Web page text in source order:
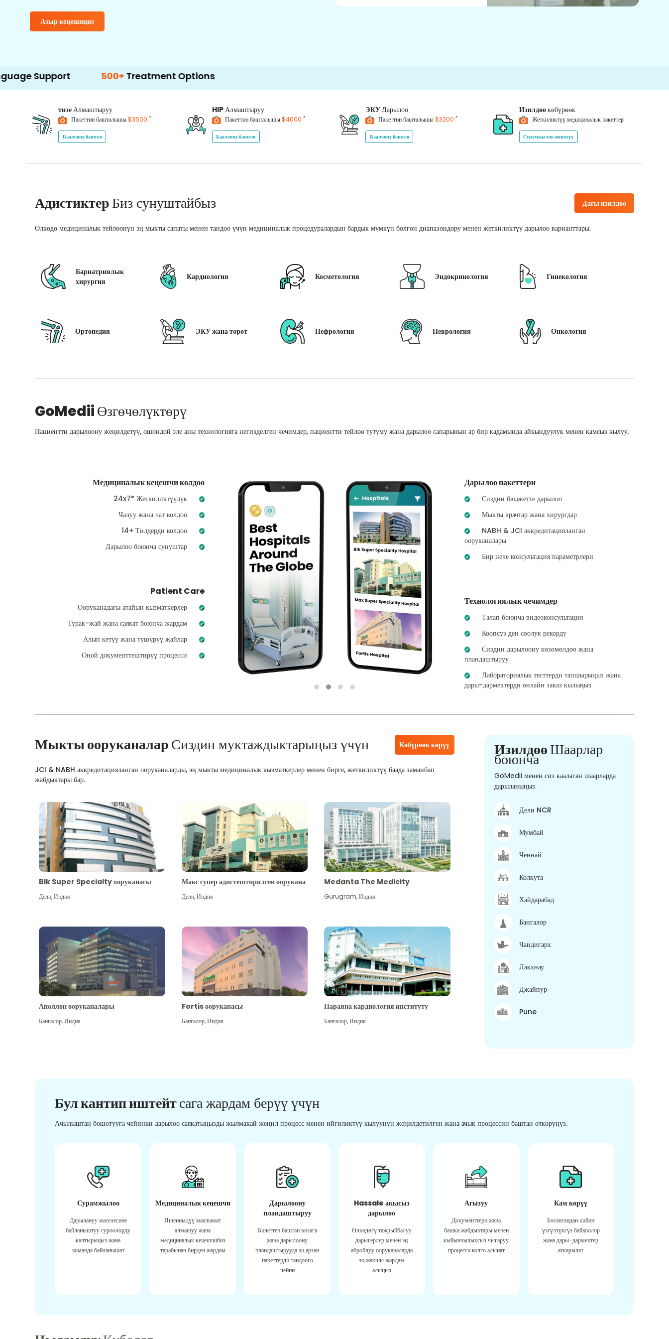
Азыр кеңешиңиз
500+ Treatment Options
тизеАлмаштыруу
Пакеттин башталышы$3500 *
Баалоону баштоо
HIPАлмаштыруу
Пакеттин башталышы$4000 *
Баалоону баштоо
ЭКУДарылоо
Пакеттин башталышы$3200 *
Баалоону баштоо
Изилдөөкөбүрөөк
Жеткиликтүү медициналык пакеттер
Сурамжылоо жөнөтүү
АдистиктерБиз сунуштайбыз Дагы изилдөө
Өлкөдө медициналык тейлөөнүн эң мыкты сапаты менен тандоо үчүн медициналык процедуралардын бардык мүмкүн болгон диапазондору менен жеткиликтүү дарылоо варианттары.
Бариатриялык
хирургия
Кардиология Косметология Эндокринология Гинекология
Ортопедия ЭКУ жана төрөт Нефрология Неврология Онкология
GoMediiӨзгөчөлүктөрү
Пациентти дарылоону жеңилдетүү, ошондой эле аны технологияга негизделген чечимдер, пациентти тейлөө тутуму жана дарылоо сапарынын ар бир кадамында айкындуулук менен камсыз кылуу.
Медициналык кеңешчи колдоо
24x7* Жеткиликтүүлүк
Чалуу жана чат колдоо
14+ Тилдерди колдоо
Дарылоо боюнча сунуштар
Patient Care
Ооруканадагы атайын кызматкерлер
Турак-жай жана саякат боюнча жардам
Алып кетүү жана түшүрүү жайлар
Оңой документтештирүү процесси
Дарылоо пакеттери
Сиздин бюджетте дарылоо
Мыкты врачтар жана хирургдар
NABH & JCI аккредитацияланган
ооруканалары
Бир нече консультация параметрлери
Технологиялык чечимдер
Талап боюнча видеоконсультация
Коопсуз ден соолук рекорду
Сиздин дарылоону көзөмөлдөө жана
пландаштыруу
Лабораториялык тесттерди тапшырыңыз жана
дары-дармектерди онлайн заказ кылыңыз
Мыкты ооруканаларСиздин муктаждыктарыңыз үчүн Көбүрөөк көрүү
JCI & NABH аккредитацияланган ооруканаларды, эң мыкты медициналык кызматкерлер менен бирге, жеткиликтүү баада заманбап
жабдыктары бар.
Blk Super Specialty ооруканасы
Дели,Индия
Макс супер адистештирилген оорукана
Дели,Индия
Medanta The Medicity
Gurugram,Индия
Аполлон ооруканалары
Бангалор,Индия
Fortis ооруканасы
Бангалор,Индия
Нараяна кардиология институту
Бангалор,Индия
ИзилдөөШаарлар
боюнча
GoMedii менен сиз каалаган шаарларда
дарыланыңыз
Дели NCR
Мумбай
Ченнай
Колкута
Хайдарабад
Бангалор
Чандигарх
Лакхнау
Джайпур
Pune
Бул кантип иштейтсага жардам берүү үчүн
Ачылыштан бошотууга чейинки дарылоо саякатыңызды жылмакай жеңил процесс менен ийгиликтүү кылуунун жеңилдетилген жана ачык процессин баштан өткөрүңүз.
Сурамжылоо
Дарылануу маселесине
байланыштуу суроолорду
калтырыңыз жана
команда байланышат
Медициналык кеңешчи
Ишенимдүү маалымат
алмашуу жана
медициналык кеңешчибиз
тарабынан бирден жардам
Дарылоону
пландаштыруу
Билеттен баштап визага
жана дарылоону
пландаштырууда эң арзан
пакеттерди тандоого
чейин
Hassale акысыз
дарылоо
Өлкөдөгү тажрыйбалуу
дарыгерлер менен эң
абройлуу ооруканаларда
эң жакшы жардам
алыңыз
Агызуу
Документтери жана
башка жабдыктары менен
кыйынчылыксыз чыгаруу
процесси колго алынат
Кам көрүү
Босангандан кийин
үзгүлтүксүз байкоолор
жана дары-дармектер
аткарылат